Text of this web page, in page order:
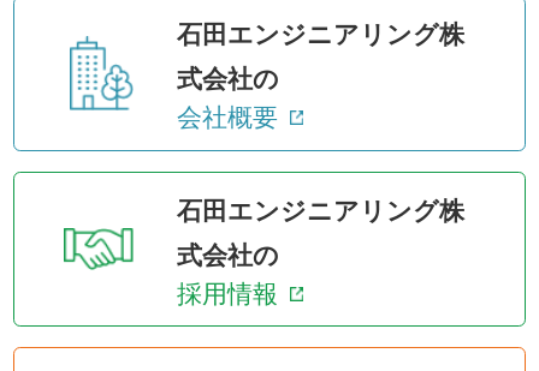
石田エンジニアリング株
式会社の
会社概要
石田エンジニアリング株
式会社の
採用情報